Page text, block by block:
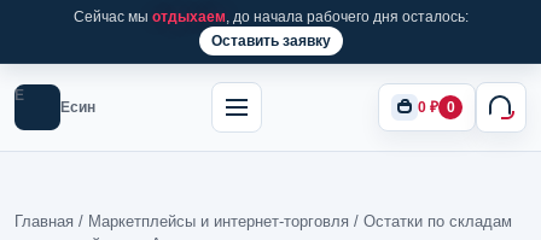
Сейчас мы отдыхаем, до начала рабочего дня осталось:
Оставить заявку
Е
Есин 0 ₽ 0
Главная / Маркетплейсы и интернет-торговля / Остатки по складам